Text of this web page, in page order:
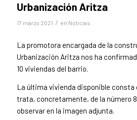
Urbanización Aritza
17 marzo 2021 / en Noticias
La promotora encargada de la
Urbanización Aritza nos ha
10 viviendas del barrio.
La última vivienda disponible consta
trata, concretamente, de la número
observar en la imagen adjunta.